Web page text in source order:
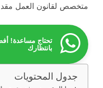
متخصص لقانون العمل
تحتاج مساعدة!
بانتظارك
جدول المحتويات